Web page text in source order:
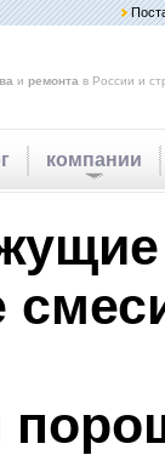
и ремонта в России и
компании